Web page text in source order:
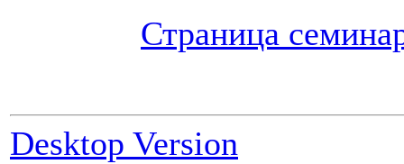
Страница
Desktop Version